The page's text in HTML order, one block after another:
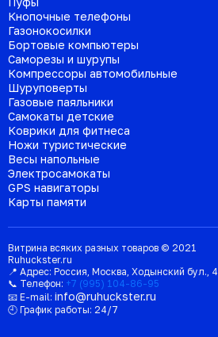
Кнопочные телефоны
Газонокосилки
Бортовые компьютеры
Саморезы и шурупы
Компрессоры автомобильные
Шуруповерты
Газовые паяльники
Самокаты детские
Коврики для фитнеса
Ножи туристические
Весы напольные
Электросамокаты
GPS навигаторы
Карты памяти
Витрина всяких разных товаров © 2021
Ruhuckster.ru
📍 Адрес: Россия, Москва, Ходынский бул., 4
📞 Телефон: +7 (995) 104-86-95
📧 E-mail: info@ruhuckster.ru
🕘 График работы: 24/7